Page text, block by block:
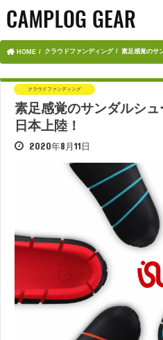
HOME クラウドファンディング 素足感覚のサ
クラウドファンディング
素足感覚のサンダルシ
日本上陸！
2020年8月11日